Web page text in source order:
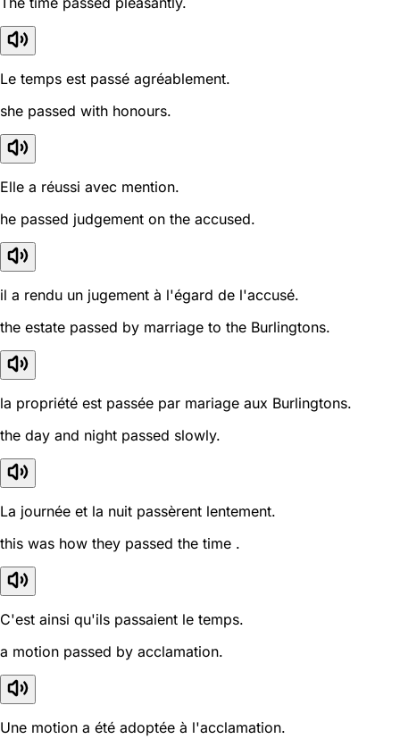
Le temps est passé agréablement.
she passed with honours.
Elle a réussi avec mention.
he passed judgement on the accused.
il a rendu un jugement à l'égard de l'accusé.
the estate passed by marriage to the Burlingtons.
la propriété est passée par mariage aux Burlingtons.
the day and night passed slowly.
La journée et la nuit passèrent lentement.
this was how they passed the time .
C'est ainsi qu'ils passaient le temps.
a motion passed by acclamation.
Une motion a été adoptée à l'acclamation.